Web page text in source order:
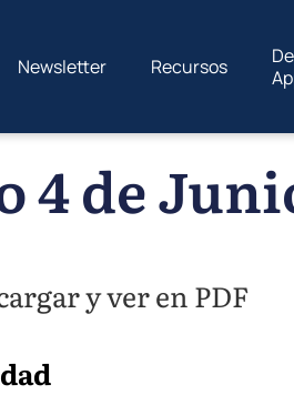
Newsletter Recursos
de
y ver en PDF